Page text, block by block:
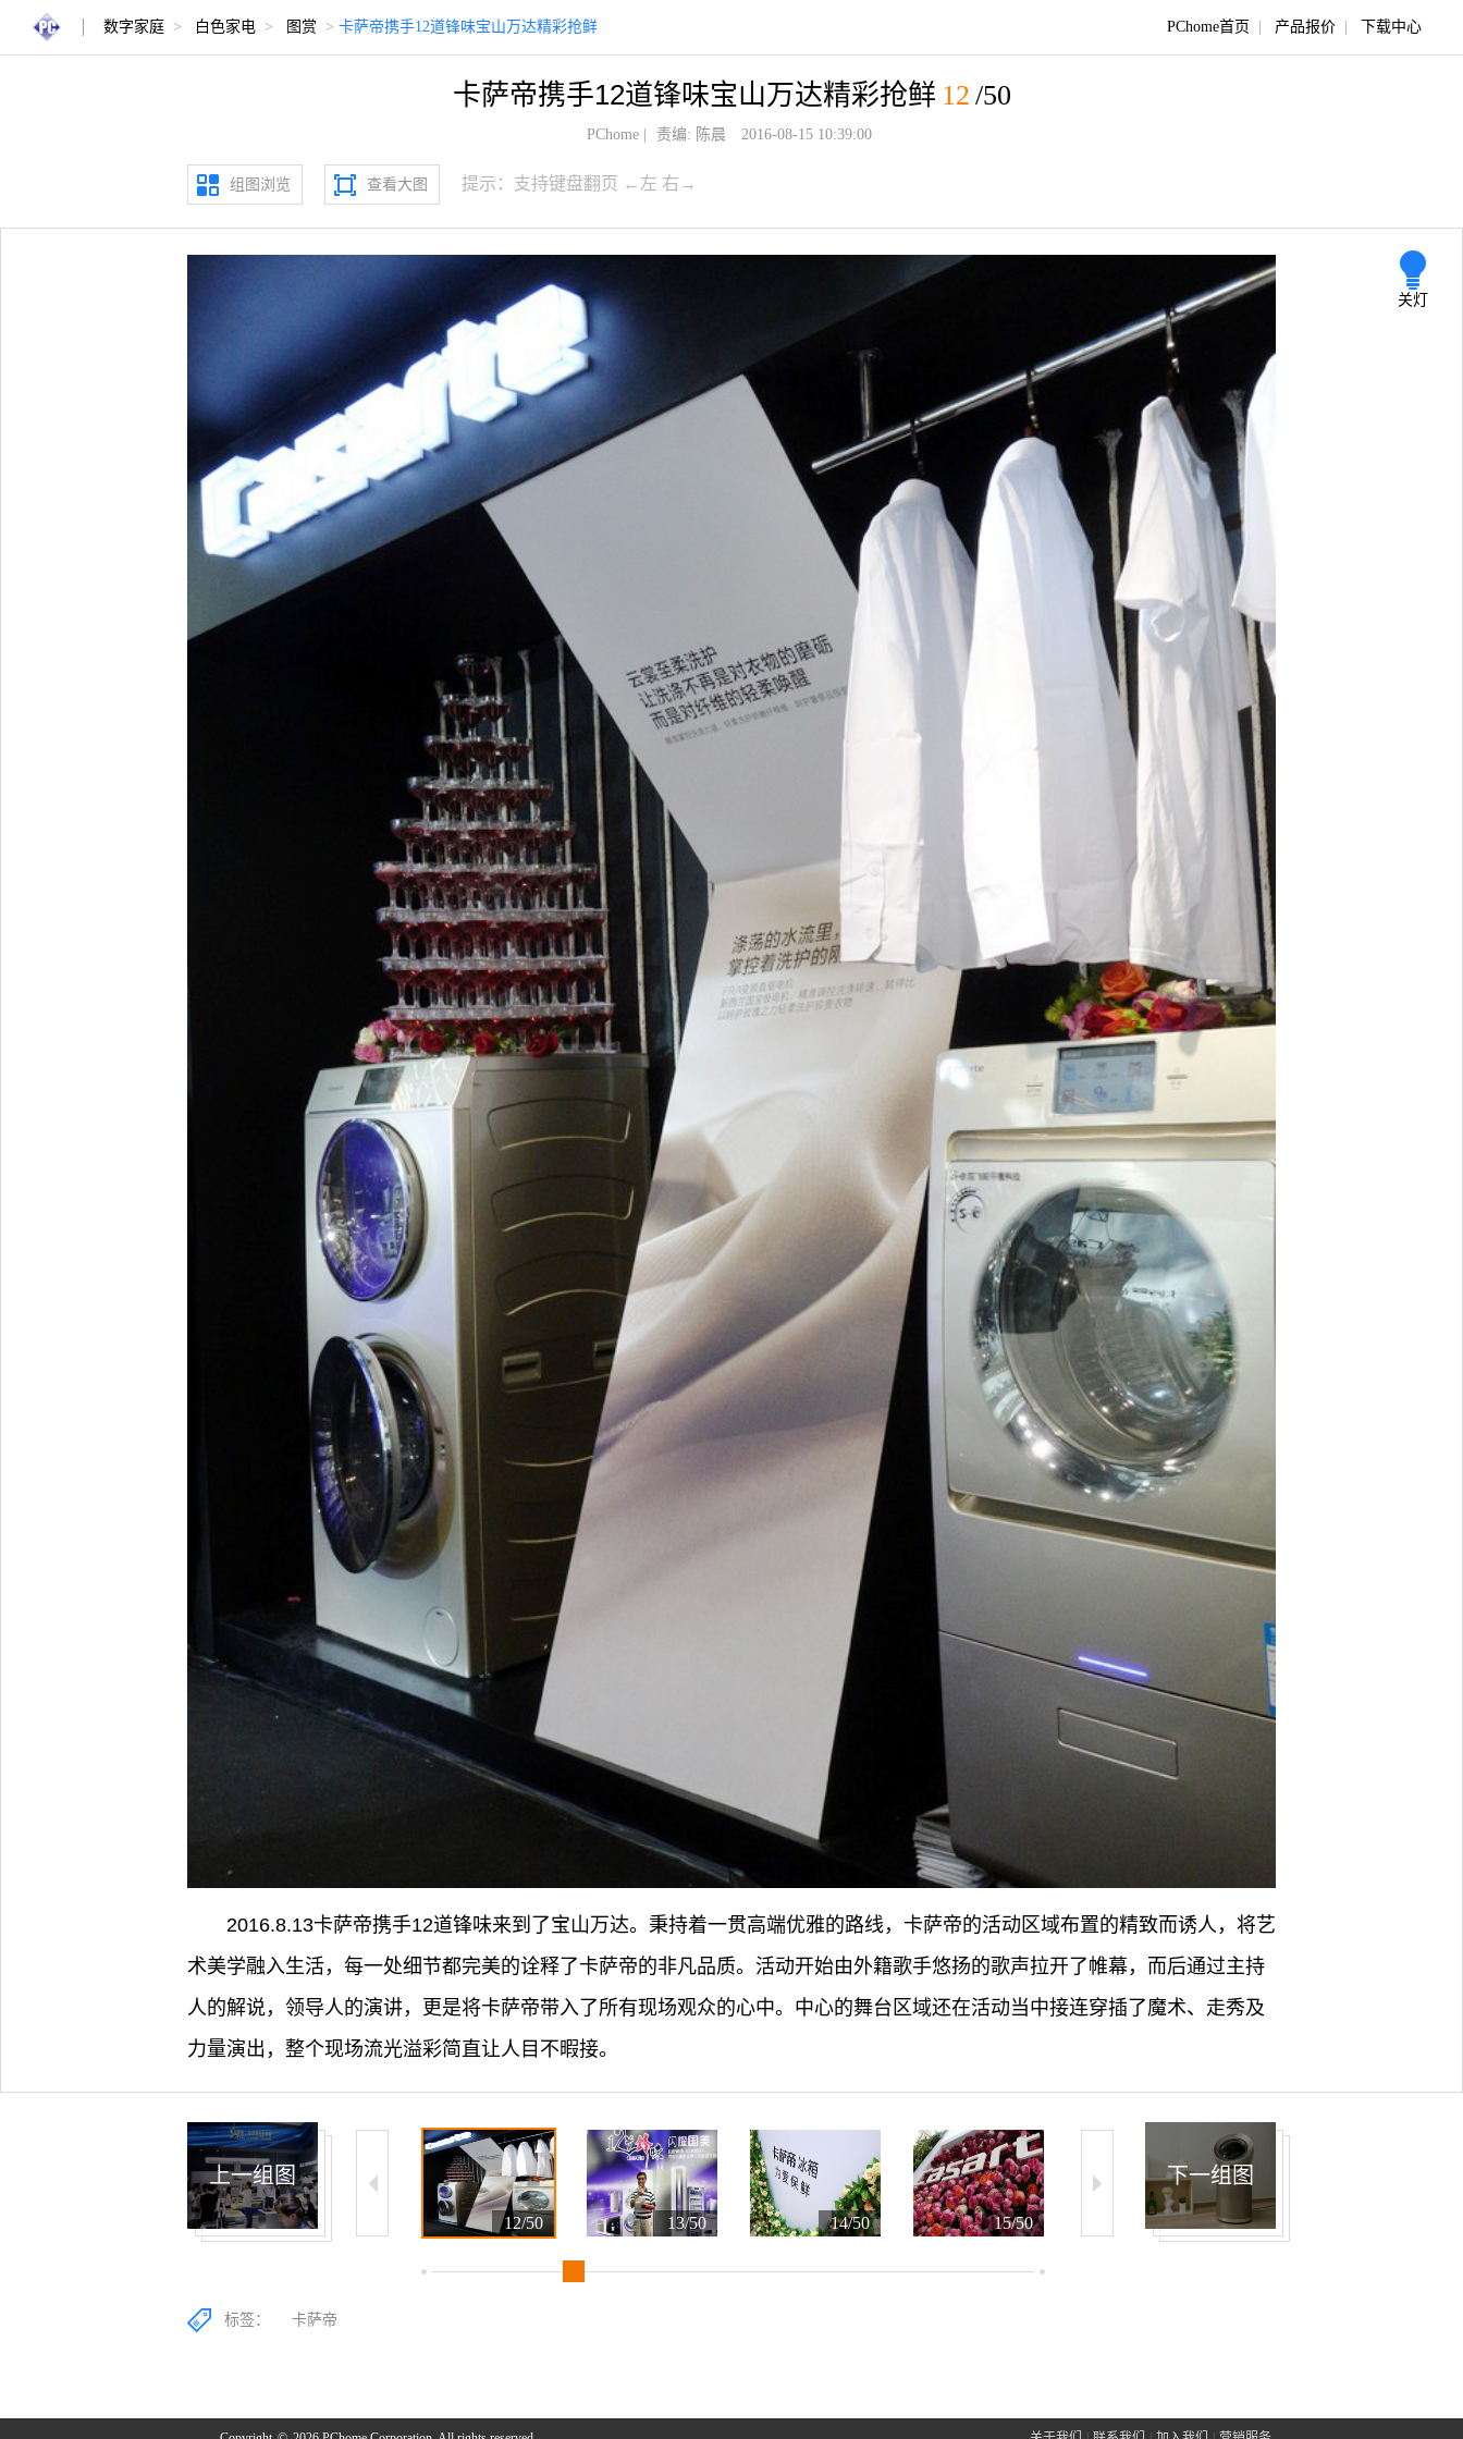
数字家庭 > 白色家电 > 图赏 > 卡萨帝携手12道锋味宝山万达精彩抢鲜 PChome首页 产品报价 下载中心
卡萨帝携手12道锋味宝山万达精彩抢鲜 12 /50
PChome| 责编: 陈晨 2016-08-15 10:39:00
组图浏览 查看大图 提示：支持键盘翻页 ←左 右→
关灯
2016.8.13卡萨帝携手12道锋味来到了宝山万达。秉持着一贯高端优雅的路线，卡萨帝的活动区域布置的精致而诱人，将艺
术美学融入生活，每一处细节都完美的诠释了卡萨帝的非凡品质。活动开始由外籍歌手悠扬的歌声拉开了帷幕，而后通过主持
人的解说，领导人的演讲，更是将卡萨帝带入了所有现场观众的心中。中心的舞台区域还在活动当中接连穿插了魔术、走秀及
力量演出，整个现场流光溢彩简直让人目不暇接。
10/50 12/50 13/50 14/50 15/50
上一组图 下一组图
标签： 卡萨帝